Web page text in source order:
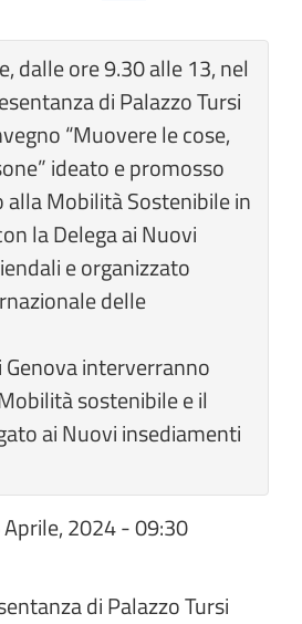
dalle ore 9.30 alle 13, nel
di Palazzo Tursi
“Muovere le cose,
ideato e promosso
alla Mobilità Sostenibile in
la Delega ai Nuovi
e organizzato
delle
Genova interverranno
sostenibile e il
ai Nuovi insediamenti
2024 - 09:30
di Palazzo Tursi